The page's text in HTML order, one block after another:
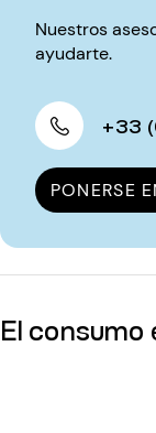
Nuestros
ayudarte.
+33
PONERSE
El